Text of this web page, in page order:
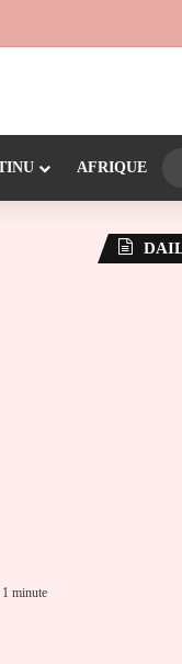
chaîne 24heureinfo sur
(barre latérale)
AFRIQUE
1 minute